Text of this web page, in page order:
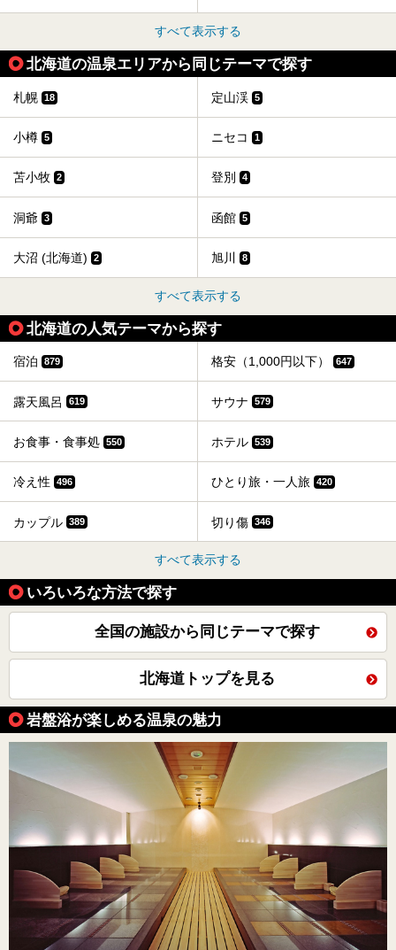
すべて表示する
北海道の温泉エリアから同じテーマで探す
札幌 18 定山渓 5
小樽 5 ニセコ 1
苫小牧 2 登別 4
洞爺 3 函館 5
大沼 (北海道) 2 旭川 8
すべて表示する
北海道の人気テーマから探す
宿泊 879 格安（1,000円以下） 647
露天風呂 619 サウナ 579
お食事・食事処 550 ホテル 539
冷え性 496 ひとり旅・一人旅 420
カップル 389 切り傷 346
すべて表示する
いろいろな方法で探す
全国の施設から同じテーマで探す
北海道トップを見る
岩盤浴が楽しめる温泉の魅力